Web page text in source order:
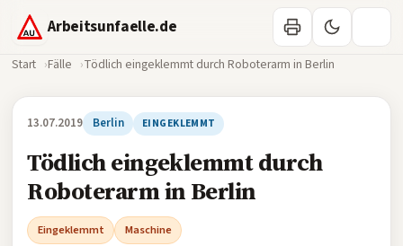
Arbeitsunfaelle.de
Start Fälle Tödlich eingeklemmt durch Roboterarm in Berlin
13.07.2019 Berlin EINGEKLEMMT
Tödlich eingeklemmt durch
Roboterarm in Berlin
Eingeklemmt Maschine